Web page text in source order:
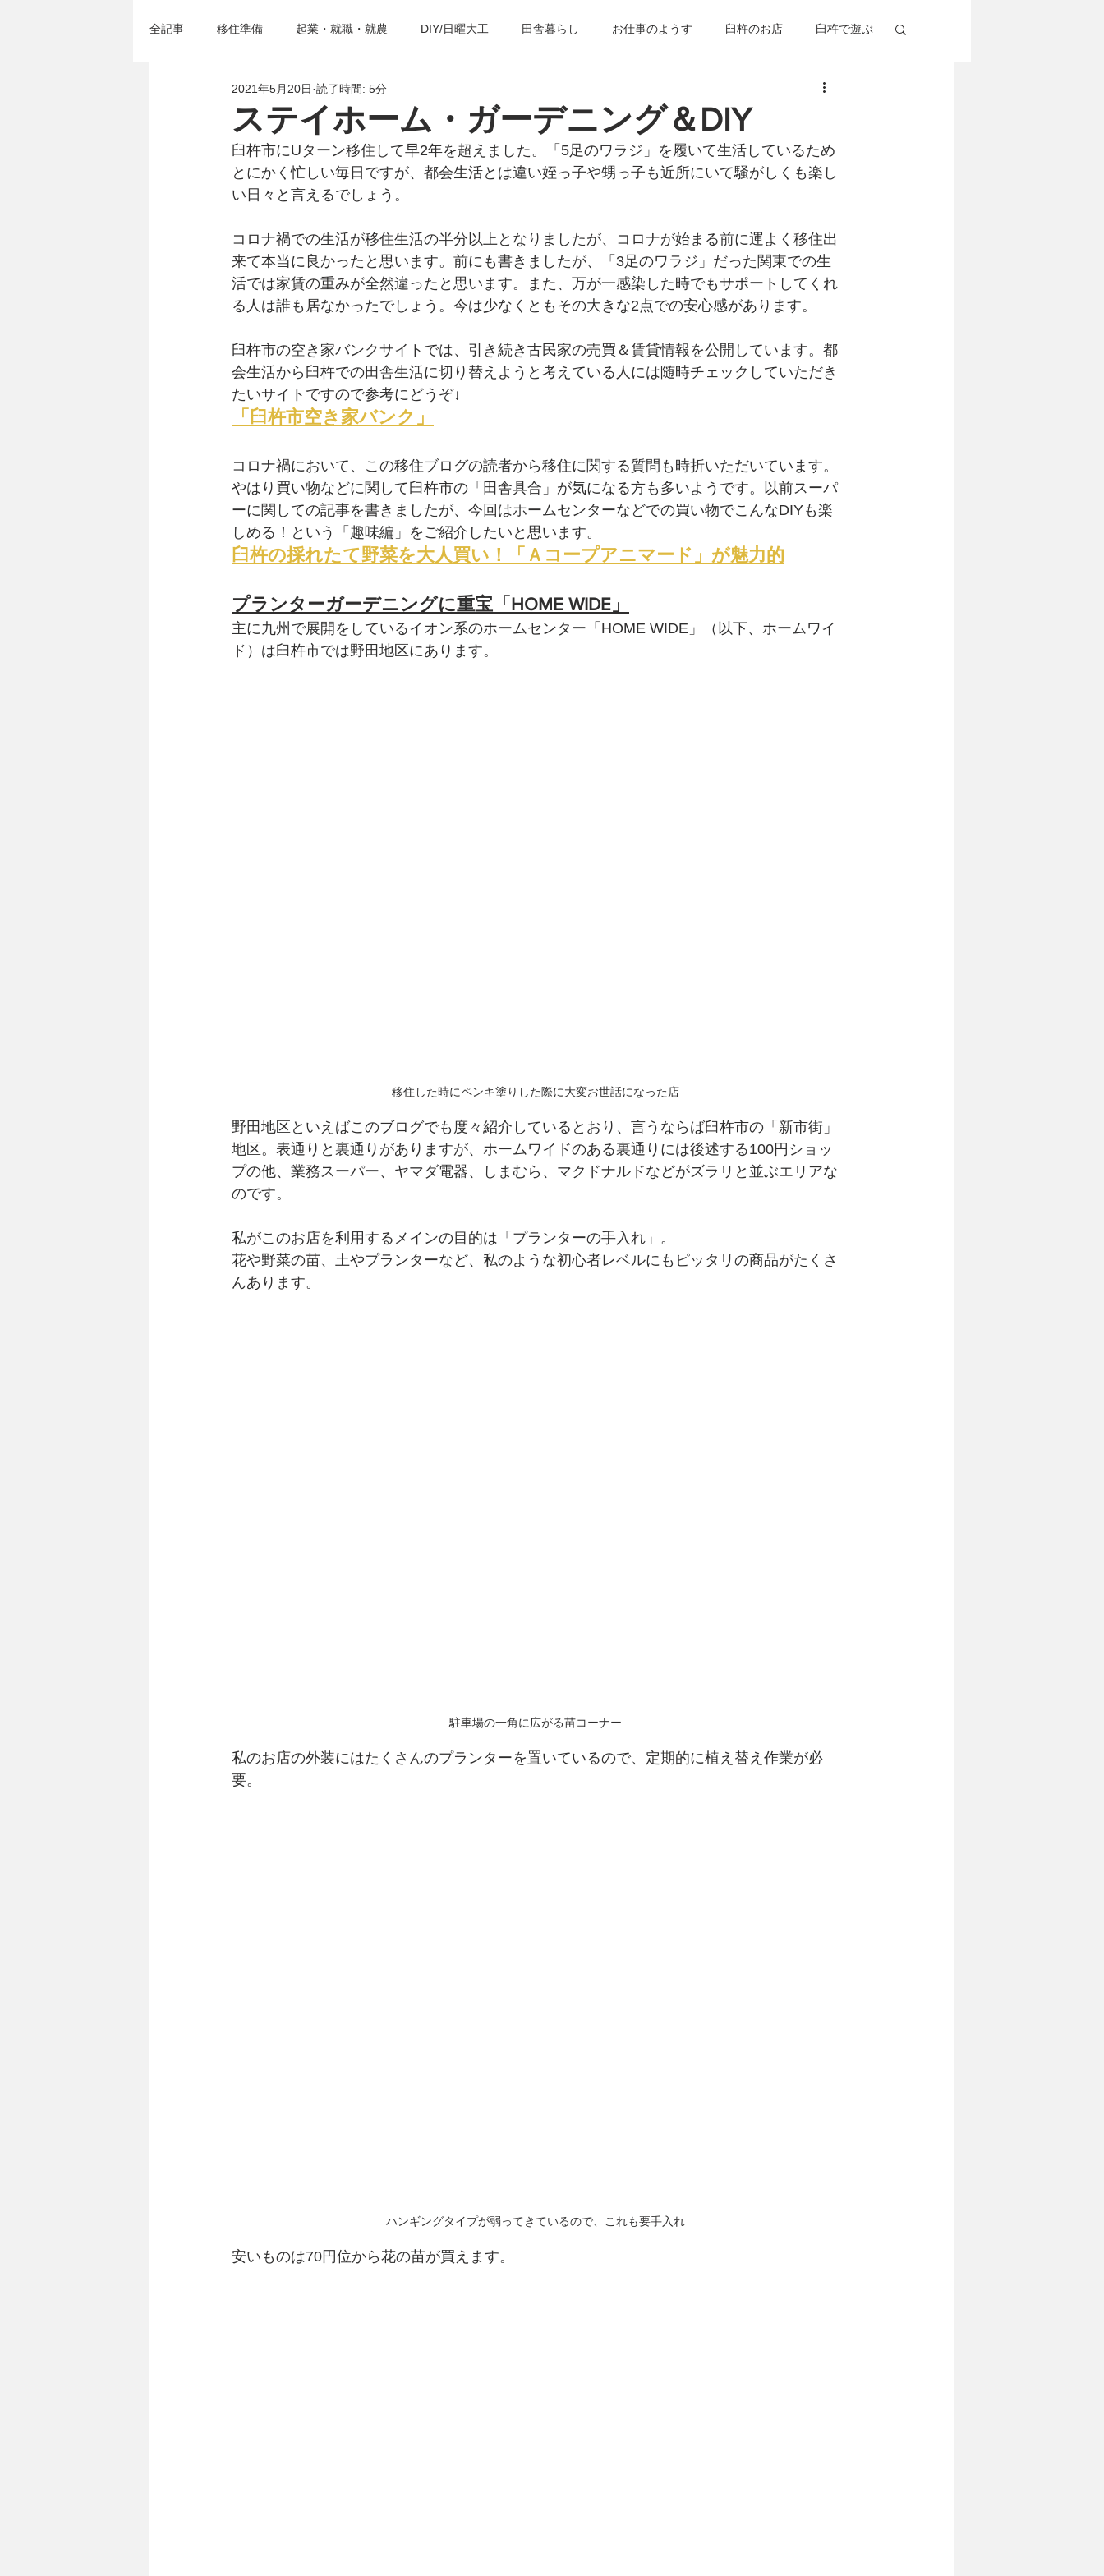
全記事 移住準備 起業・就職・就農 DIY/日曜大工 田舎暮らし お仕事のようす 臼杵のお店 臼杵で遊ぶ
移住セミナー＆イベント 臼杵の歴史・建築物 グルメ
ステイホーム・ガーデニング＆DIY
2021年5月20日 読了時間: 5分
臼杵市にUターン移住して早2年を超えました。「5足のワラジ」を履いて生活しているため
とにかく忙しい毎日ですが、都会生活とは違い姪っ子や甥っ子も近所にいて騒がしくも楽し
い日々と言えるでしょう。
コロナ禍での生活が移住生活の半分以上となりましたが、コロナが始まる前に運よく移住出
来て本当に良かったと思います。前にも書きましたが、「3足のワラジ」だった関東での生
活では家賃の重みが全然違ったと思います。また、万が一感染した時でもサポートしてくれ
る人は誰も居なかったでしょう。今は少なくともその大きな2点での安心感があります。
臼杵市の空き家バンクサイトでは、引き続き古民家の売買＆賃貸情報を公開しています。都
会生活から臼杵での田舎生活に切り替えようと考えている人には随時チェックしていただき
たいサイトですので参考にどうぞ↓
「臼杵市空き家バンク」
コロナ禍において、この移住ブログの読者から移住に関する質問も時折いただいています。
やはり買い物などに関して臼杵市の「田舎具合」が気になる方も多いようです。以前スーパ
ーに関しての記事を書きましたが、今回はホームセンターなどでの買い物でこんなDIYも楽
しめる！という「趣味編」をご紹介したいと思います。
臼杵の採れたて野菜を大人買い！「Ａコープアニマード」が魅力的
プランターガーデニングに重宝「HOME WIDE」
主に九州で展開をしているイオン系のホームセンター「HOME WIDE」（以下、ホームワイ
ド）は臼杵市では野田地区にあります。
移住した時にペンキ塗りした際に大変お世話になった店
野田地区といえばこのブログでも度々紹介しているとおり、言うならば臼杵市の「新市街」
地区。表通りと裏通りがありますが、ホームワイドのある裏通りには後述する100円ショッ
プの他、業務スーパー、ヤマダ電器、しまむら、マクドナルドなどがズラリと並ぶエリアな
のです。
私がこのお店を利用するメインの目的は「プランターの手入れ」。
花や野菜の苗、土やプランターなど、私のような初心者レベルにもピッタリの商品がたくさ
んあります。
駐車場の一角に広がる苗コーナー
私のお店の外装にはたくさんのプランターを置いているので、定期的に植え替え作業が必
要。
ハンギングタイプが弱ってきているので、これも要手入れ
安いものは70円位から花の苗が買えます。